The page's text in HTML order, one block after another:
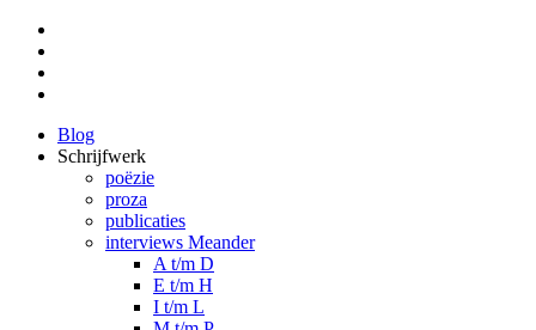
Blog
Schrijfwerk
poëzie
proza
publicaties
interviews Meander
A t/m D
E t/m H
I t/m L